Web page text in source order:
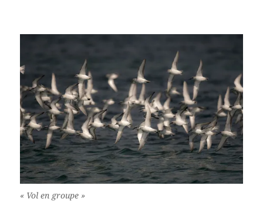
« Vol en groupe »